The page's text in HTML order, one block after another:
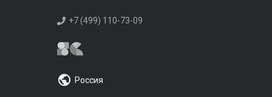
+7 (499) 110-73-09
Россия